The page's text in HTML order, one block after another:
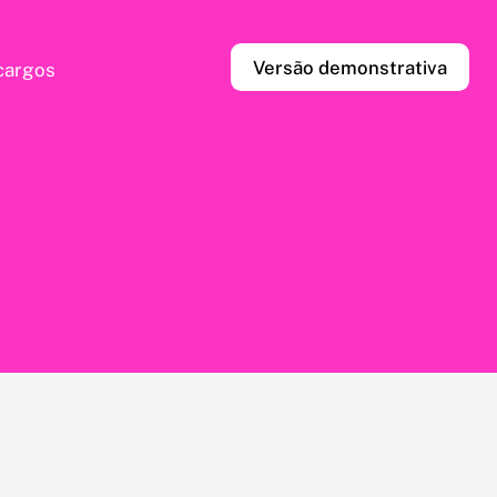
Versão demonstrativa